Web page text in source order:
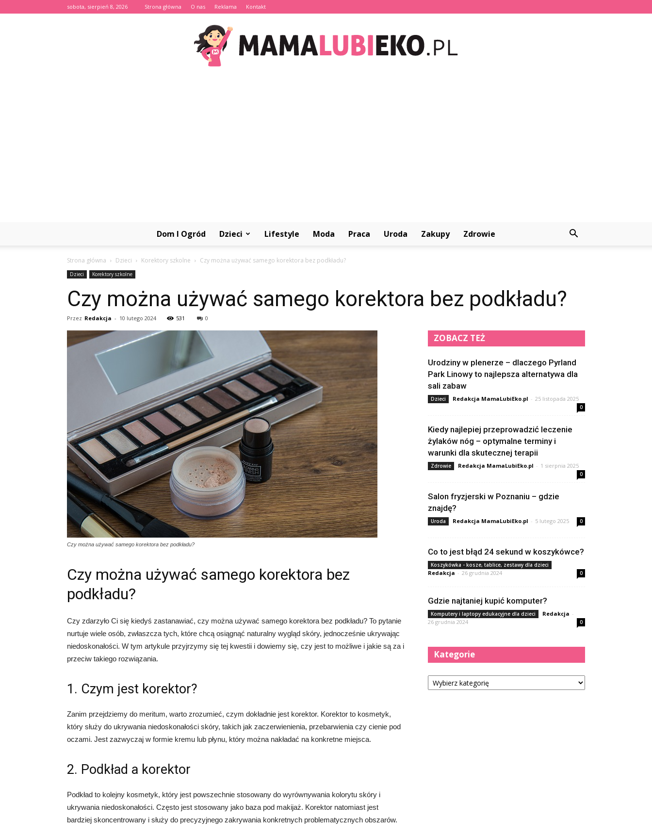
sobota, sierpień 8, 2026 Strona główna O nas Reklama Kontakt
Dom I Ogród Dzieci Lifestyle Moda Praca Uroda Zakupy Zdrowie
Strona główna Dzieci Korektory szkolne Czy można używać samego korektora bez podkładu?
Dzieci Korektory szkolne
Czy można używać samego korektora bez podkładu?
Przez Redakcja - 10 lutego 2024 531 0
Czy można używać samego korektora bez podkładu?
Czy można używać samego korektora bez
podkładu?
Czy zdarzyło Ci się kiedyś zastanawiać, czy można używać samego korektora bez podkładu? To pytanie
nurtuje wiele osób, zwłaszcza tych, które chcą osiągnąć naturalny wygląd skóry, jednocześnie ukrywając
niedoskonałości. W tym artykule przyjrzymy się tej kwestii i dowiemy się, czy jest to możliwe i jakie są za i
przeciw takiego rozwiązania.
1. Czym jest korektor?
Zanim przejdziemy do meritum, warto zrozumieć, czym dokładnie jest korektor. Korektor to kosmetyk,
który służy do ukrywania niedoskonałości skóry, takich jak zaczerwienienia, przebarwienia czy cienie pod
oczami. Jest zazwyczaj w formie kremu lub płynu, który można nakładać na konkretne miejsca.
2. Podkład a korektor
Podkład to kolejny kosmetyk, który jest powszechnie stosowany do wyrównywania kolorytu skóry i
ukrywania niedoskonałości. Często jest stosowany jako baza pod makijaż. Korektor natomiast jest
bardziej skoncentrowany i służy do precyzyjnego zakrywania konkretnych problematycznych obszarów.
ZOBACZ TEŻ
Urodziny w plenerze – dlaczego Pyrland
Park Linowy to najlepsza alternatywa dla
sali zabaw
Dzieci Redakcja MamaLubiEko.pl - 25 listopada 2025
0
Kiedy najlepiej przeprowadzić leczenie
żylaków nóg – optymalne terminy i
warunki dla skutecznej terapii
Zdrowie Redakcja MamaLubiEko.pl - 1 sierpnia 2025
0
Salon fryzjerski w Poznaniu – gdzie
znajdę?
Uroda Redakcja MamaLubiEko.pl - 5 lutego 2025 0
Co to jest błąd 24 sekund w koszykówce?
Koszykówka - kosze, tablice, zestawy dla dzieci
Redakcja - 26 grudnia 2024 0
Gdzie najtaniej kupić komputer?
Komputery i laptopy edukacyjne dla dzieci Redakcja -
26 grudnia 2024
0
Kategorie
Kategorie